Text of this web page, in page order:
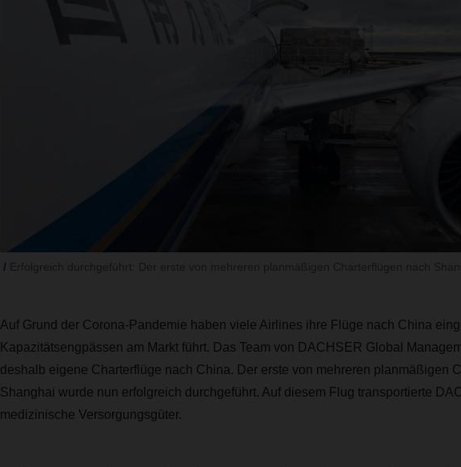
Auf Grund der Corona-Pandemie haben viele Airlines ihre Flüge nach China
Kapazitätsengpässen am Markt führt. Das Team von DACHSER Global
deshalb eigene Charterflüge nach China. Der erste von mehreren planmäßigen
Shanghai wurde nun erfolgreich durchgeführt. Auf diesem Flug transportierte
medizinische Versorgungsgüter.